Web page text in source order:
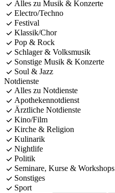
Alles zu Musik & Konzerte
Electro/Techno
Festival
Klassik/Chor
Pop & Rock
Schlager & Volksmusik
Sonstige Musik & Konzerte
Soul & Jazz
Notdienste
Alles zu Notdienste
Apothekennotdienst
Ärztliche Notdienste
Kino/Film
Kirche & Religion
Kulinarik
Nightlife
Politik
Seminare, Kurse & Workshops
Sonstiges
Sport